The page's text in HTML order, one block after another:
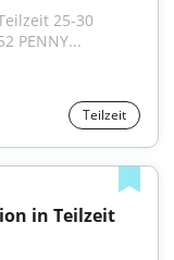
25-30
PENNY...
Teilzeit
in Teilzeit